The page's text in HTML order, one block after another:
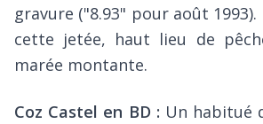
gravure ("8.93" pour août
cette jetée, haut lieu de
marée montante.
Coz Castel en BD : Un habitué